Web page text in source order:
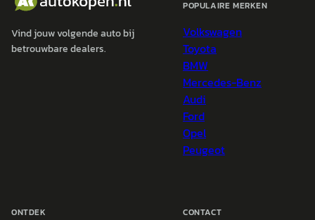
Vind jouw volgende auto bij
betrouwbare dealers.
POPULAIRE MERKEN
Volkswagen
Toyota
BMW
Mercedes-Benz
Audi
Ford
Opel
Peugeot
ONTDEK CONTACT